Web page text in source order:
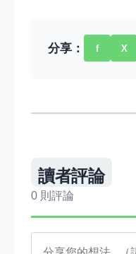
分享： f X
讀者評論
0 則評論